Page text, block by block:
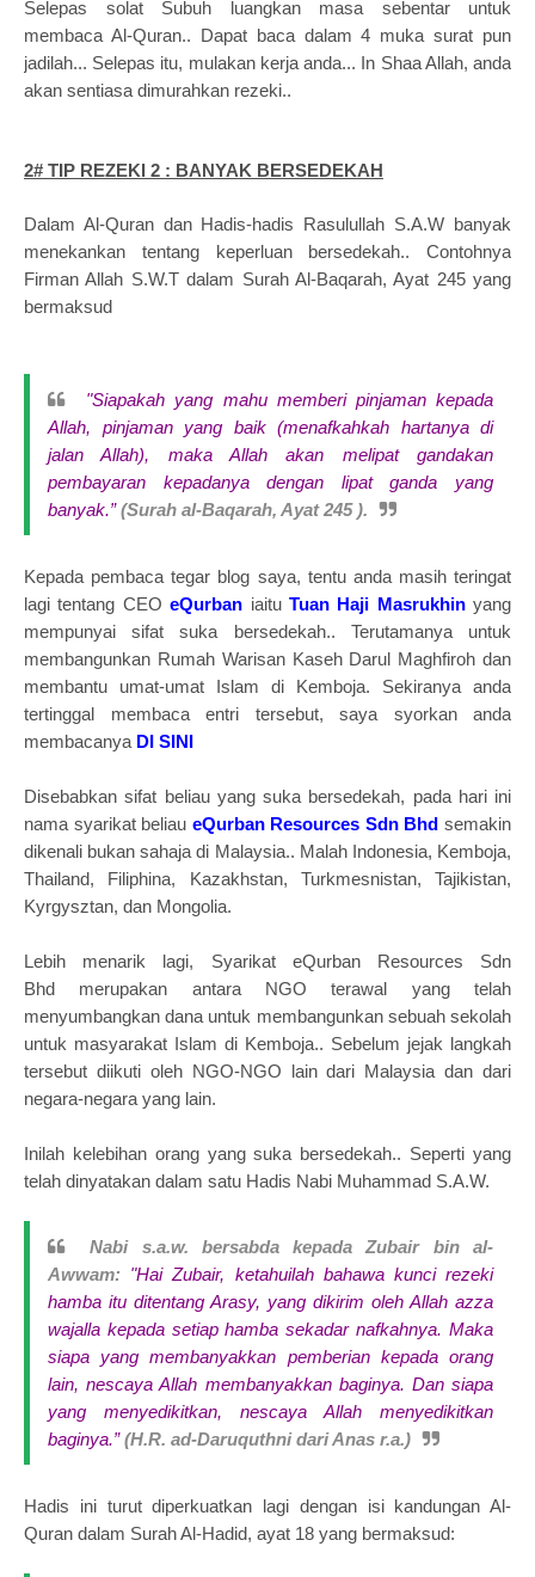
Selepas solat Subuh luangkan masa sebentar untuk
membaca Al-Quran.. Dapat baca dalam 4 muka surat pun
jadilah... Selepas itu, mulakan kerja anda... In Shaa Allah, anda
akan sentiasa dimurahkan rezeki..
2# TIP REZEKI 2 : BANYAK BERSEDEKAH
Dalam Al-Quran dan Hadis-hadis Rasulullah S.A.W banyak
menekankan tentang keperluan bersedekah.. Contohnya
Firman Allah S.W.T dalam Surah Al-Baqarah, Ayat 245 yang
bermaksud
"Siapakah yang mahu memberi pinjaman kepada
Allah, pinjaman yang baik (menafkahkah hartanya di
jalan Allah), maka Allah akan melipat gandakan
pembayaran kepadanya dengan lipat ganda yang
banyak.” (Surah al-Baqarah, Ayat 245 ).
Kepada pembaca tegar blog saya, tentu anda masih teringat
lagi tentang CEOeQurban iaitu Tuan Haji Masrukhinyang
mempunyai sifat suka bersedekah.. Terutamanya untuk
membangunkan Rumah Warisan Kaseh Darul Maghfiroh dan
membantu umat-umat Islam di Kemboja. Sekiranya anda
tertinggal membaca entri tersebut, saya syorkan anda
membacanya DI SINI
Disebabkan sifat beliau yang suka bersedekah, pada hari ini
nama syarikat beliau eQurban Resources Sdn Bhd semakin
dikenali bukan sahaja di Malaysia.. Malah Indonesia, Kemboja,
Thailand, Filiphina, Kazakhstan, Turkmesnistan, Tajikistan,
Kyrgysztan, dan Mongolia.
Lebih menarik lagi, Syarikat eQurban Resources Sdn
Bhd merupakan antara NGO terawal yang telah
menyumbangkan dana untuk membangunkan sebuah sekolah
untuk masyarakat Islam di Kemboja.. Sebelum jejak langkah
tersebut diikuti oleh NGO-NGO lain dari Malaysia dan dari
negara-negara yang lain.
Inilah kelebihan orang yang suka bersedekah.. Seperti yang
telah dinyatakan dalam satu Hadis Nabi Muhammad S.A.W.
Nabi s.a.w. bersabda kepada Zubair bin al-
Awwam: "Hai Zubair, ketahuilah bahawa kunci rezeki
hamba itu ditentang Arasy, yang dikirim oleh Allah azza
wajalla kepada setiap hamba sekadar nafkahnya. Maka
siapa yang membanyakkan pemberian kepada orang
lain, nescaya Allah membanyakkan baginya. Dan siapa
yang menyedikitkan, nescaya Allah menyedikitkan
baginya.” (H.R. ad-Daruquthni dari Anas r.a.)
Hadis ini turut diperkuatkan lagi dengan isi kandungan Al-
Quran dalam Surah Al-Hadid, ayat 18 yang bermaksud: